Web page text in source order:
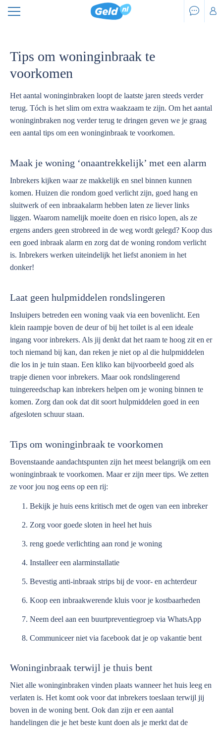
Tips om woninginbraak te
voorkomen
Het aantal woninginbraken loopt de laatste jaren steeds verder
terug. Tóch is het slim om extra waakzaam te zijn. Om het aantal
woninginbraken nog verder terug te dringen geven we je graag
een aantal tips om een woninginbraak te voorkomen.
Maak je woning ‘onaantrekkelijk’ met een alarm
Inbrekers kijken waar ze makkelijk en snel binnen kunnen
komen. Huizen die rondom goed verlicht zijn, goed hang en
sluitwerk of een inbraakalarm hebben laten ze liever links
liggen. Waarom namelijk moeite doen en risico lopen, als ze
ergens anders geen strobreed in de weg wordt gelegd? Koop dus
een goed inbraak alarm en zorg dat de woning rondom verlicht
is. Inbrekers werken uiteindelijk het liefst anoniem in het
donker!
Laat geen hulpmiddelen rondslingeren
Insluipers betreden een woning vaak via een bovenlicht. Een
klein raampje boven de deur of bij het toilet is al een ideale
ingang voor inbrekers. Als jij denkt dat het raam te hoog zit en er
toch niemand bij kan, dan reken je niet op al die hulpmiddelen
die los in je tuin staan. Een kliko kan bijvoorbeeld goed als
trapje dienen voor inbrekers. Maar ook rondslingerend
tuingereedschap kan inbrekers helpen om je woning binnen te
komen. Zorg dan ook dat dit soort hulpmiddelen goed in een
afgesloten schuur staan.
Tips om woninginbraak te voorkomen
Bovenstaande aandachtspunten zijn het meest belangrijk om een
woninginbraak te voorkomen. Maar er zijn meer tips. We zetten
ze voor jou nog eens op een rij:
Bekijk je huis eens kritisch met de ogen van een inbreker
Zorg voor goede sloten in heel het huis
reng goede verlichting aan rond je woning
Installeer een alarminstallatie
Bevestig anti-inbraak strips bij de voor- en achterdeur
Koop een inbraakwerende kluis voor je kostbaarheden
Neem deel aan een buurtpreventiegroep via WhatsApp
Communiceer niet via facebook dat je op vakantie bent
Woninginbraak terwijl je thuis bent
Niet alle woninginbraken vinden plaats wanneer het huis leeg en
verlaten is. Het komt ook voor dat inbrekers toeslaan terwijl jij
boven in de woning bent. Ook dan zijn er een aantal
handelingen die je het beste kunt doen als je merkt dat de